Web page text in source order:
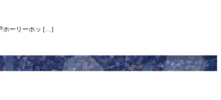
ホーリーホッ […]